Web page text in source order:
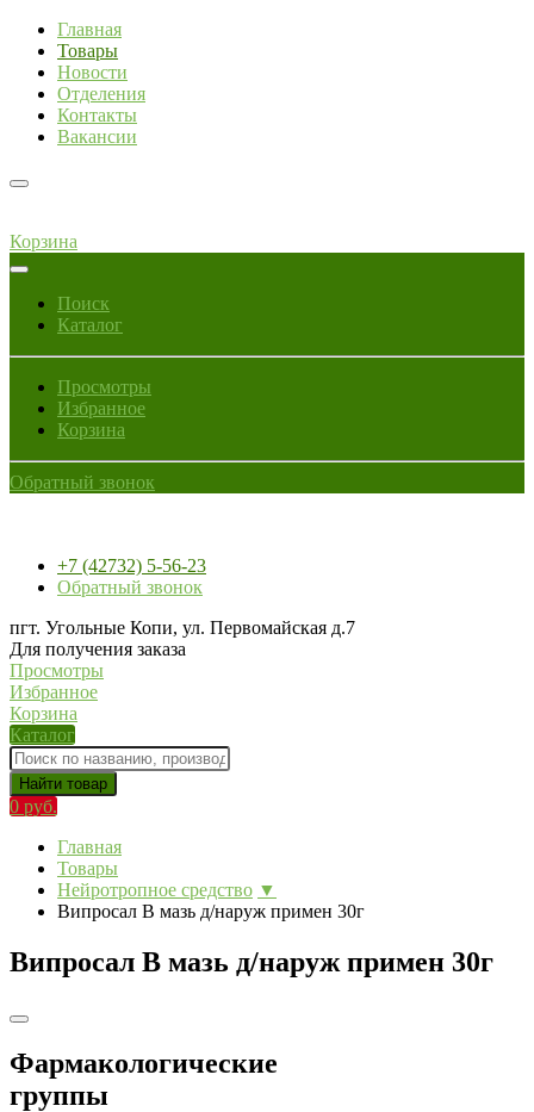
Главная
Товары
Новости
Отделения
Контакты
Вакансии
Корзина
Поиск
Каталог
Просмотры
Избранное
Корзина
Обратный звонок
+7 (42732) 5-56-23
Обратный звонок
пгт. Угольные Копи, ул. Первомайская д.7
Для получения заказа
Просмотры
Избранное
Корзина
Каталог
Найти товар
0 руб.
Главная
Товары
Нейротропное средство ▼
Випросал В мазь д/наруж примен 30г
Випросал В мазь д/наруж примен 30г
Фармакологические
группы